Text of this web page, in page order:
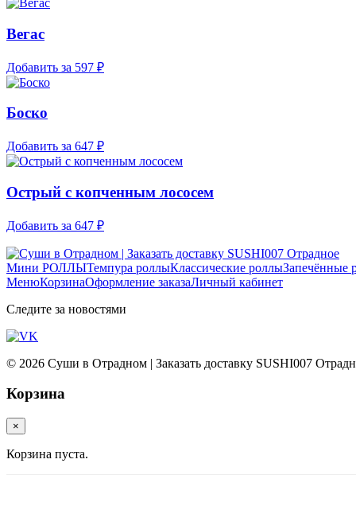
Вегас
Добавить за 597 ₽
Боско
Добавить за 647 ₽
Острый с копченным лососем
Добавить за 647 ₽
Мини РОЛЛЫТемпура роллыКлассические роллыЗапечённые
МенюКорзинаОформление заказаЛичный кабинет
Следите за новостями
© 2026 Суши в Отрадном | Заказать доставку SUSHI007
Корзина
×
Корзина пуста.